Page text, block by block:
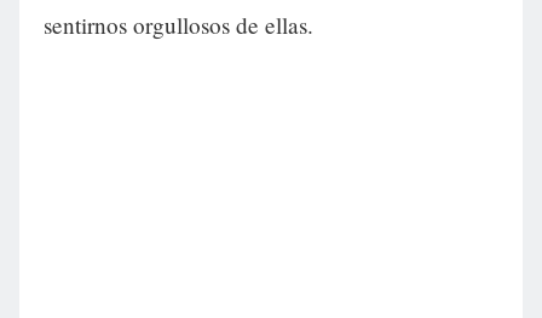
sentirnos orgullosos de ellas.